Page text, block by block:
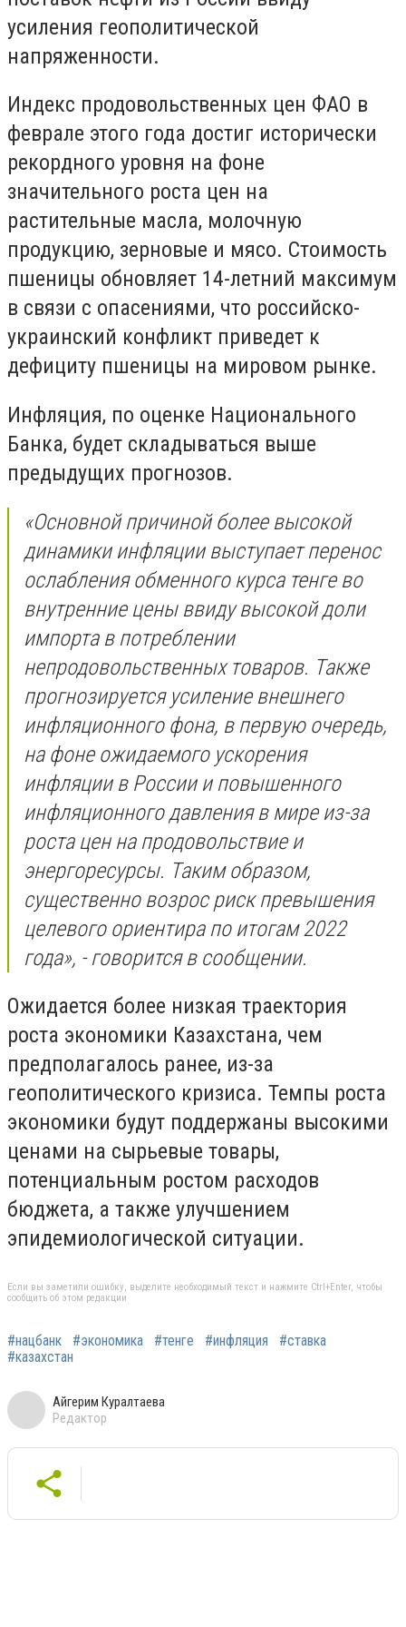
усиления геополитической
напряженности.
Индекс продовольственных цен ФАО в
феврале этого года достиг исторически
рекордного уровня на фоне
значительного роста цен на
растительные масла, молочную
продукцию, зерновые и мясо. Стоимость
пшеницы обновляет 14-летний максимум
в связи с опасениями, что российско-
украинский конфликт приведет к
дефициту пшеницы на мировом рынке.
Инфляция, по оценке Национального
Банка, будет складываться выше
предыдущих прогнозов.
«Основной причиной более высокой
динамики инфляции выступает перенос
ослабления обменного курса тенге во
внутренние цены ввиду высокой доли
импорта в потреблении
непродовольственных товаров. Также
прогнозируется усиление внешнего
инфляционного фона, в первую очередь,
на фоне ожидаемого ускорения
инфляции в России и повышенного
инфляционного давления в мире из-за
роста цен на продовольствие и
энергоресурсы. Таким образом,
существенно возрос риск превышения
целевого ориентира по итогам 2022
года», - говорится в сообщении.
Ожидается более низкая траектория
роста экономики Казахстана, чем
предполагалось ранее, из-за
геополитического кризиса. Темпы роста
экономики будут поддержаны высокими
ценами на сырьевые товары,
потенциальным ростом расходов
бюджета, а также улучшением
эпидемиологической ситуации.
Если вы заметили ошибку, выделите необходимый текст и нажмите Ctrl+Enter, чтобы
сообщить об этом редакции
#нацбанк #экономика #тенге #инфляция
#ставка
#казахстан
Айгерим Куралтаева
Редактор